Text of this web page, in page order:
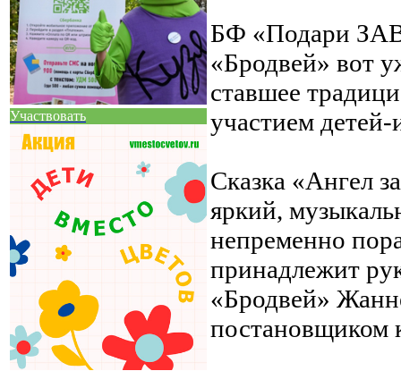
Участвовать
БФ «Подари
«Бродвей» вот
ставшее
участием
Сказка «Ангел
яркий,
непременно
принадлежит
«Бродвей»
постановщиком